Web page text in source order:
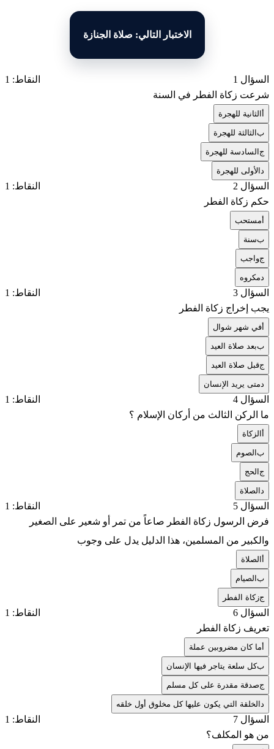
الاختبار التالي: صلاة الجنازة
السؤال 1
النقاط: 1
شرعت زكاة الفطر في السنة
الثانية للهجرة
بالثالثة للهجرة
جالسادسة للهجرة
الأولى للهجرة
السؤال 2
النقاط: 1
حكم زكاة الفطر
مستحب
بسنة
جواجب
مكروه
السؤال 3
النقاط: 1
يجب إخراج زكاة الفطر
في شهر شوال
ببعد صلاة العيد
جقبل صلاة العيد
متى يريد الإنسان
السؤال 4
النقاط: 1
ما الركن الثالث من أركان الإسلام ؟
الزكاة
بالصوم
جالحج
الصلاة
السؤال 5
النقاط: 1
فرض الرسول زكاة الفطر صاعاً من تمر أو شعير على الصغير
والكبير من المسلمين، هذا الدليل يدل على وجوب
الصلاة
بالصيام
جزكاة الفطر
السؤال 6
النقاط: 1
تعريف زكاة الفطر
ما كان مضروبين عملة
بكل سلعة يتاجر فيها الإنسان
جصدقة مقدرة على كل مسلم
الخلقة التي يكون عليها كل مخلوق أول خلقه
السؤال 7
النقاط: 1
من هو المكلف؟